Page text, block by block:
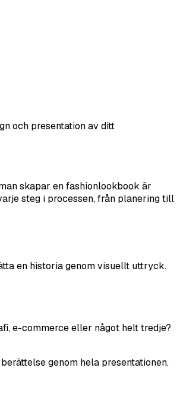
och presentation av ditt
skapar en fashionlookbook är
steg i processen, från planering till
en historia genom visuellt uttryck.
e-commerce eller något helt tredje?
genom hela presentationen.